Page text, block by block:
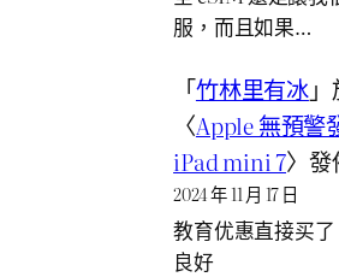
服，而且如果…
「竹林里有冰」
〈Apple 無預警
iPad mini 7〉發
2024 年 11 月 17 日
教育优惠直接买
良好